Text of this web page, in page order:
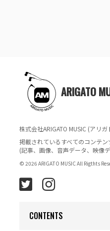
ARIGATO
株式会社ARIGATO MUSIC (アリ
掲載されているすべてのコンテン
(記事、画像、音声データ、映像
© 2026 ARIGATO MUSIC All Rigthts
CONTENTS